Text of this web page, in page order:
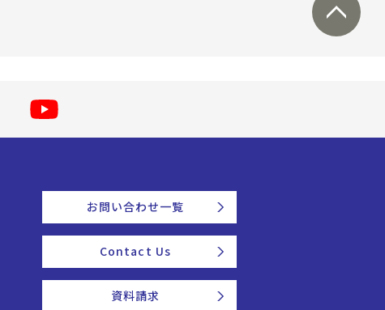
お問い合わせ一覧
Contact Us
資料請求